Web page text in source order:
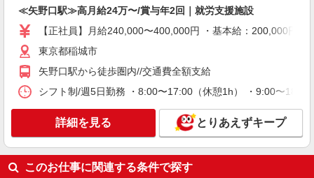
3000ヶ所以上★ 自宅から通いやすいエリアなど、
お好きな勤務地をお選び下さい！！
キープ 詳細を見る
派遣社員
株式会社kotrio /●TC-H-2000909
＜デイサービス/稲城駅＞面接なし！最短3日で
仕事スタート可◎
時給1600円〜2250円 ＜日払い有/週払い有/交
稲城市 ＊最寄り駅：稲城
≪矢野口駅≫高月給24万〜/賞与年2回｜就労支援施設
【正社員】月給240,000〜400,000円 ・基本給：200,000円
東京都稲城市
矢野口駅から徒歩圏内//交通費全額支給
シフト制/週5日勤務 ・8:00〜17:00（休憩1h） ・9:00〜
詳細を見る とりあえずキープ
このお仕事に関連する条件で探す